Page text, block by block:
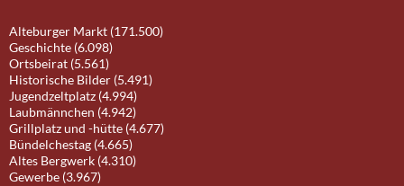
Alteburger Markt (171.500)
Geschichte (6.098)
Ortsbeirat (5.561)
Historische Bilder (5.491)
Jugendzeltplatz (4.994)
Laubmännchen (4.942)
Grillplatz und -hütte (4.677)
Bündelchestag (4.665)
Altes Bergwerk (4.310)
Gewerbe (3.967)